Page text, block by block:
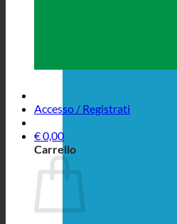
Accesso / Registrati
€0,00
Carrello